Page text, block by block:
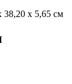
38,20 х 5,65 см